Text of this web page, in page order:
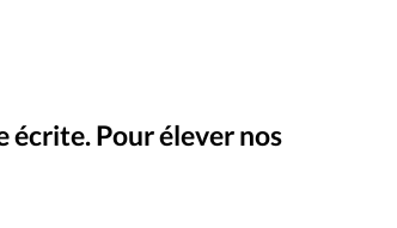
écrite. Pour élever nos